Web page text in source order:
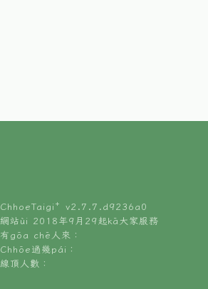
ChhoeTaigi⁺ v2.7.7.d9236a0
網站ùi 2018年9月29起kā大家服務
有gōa chē人來：
Chhōe過幾pái：
線頂人數：